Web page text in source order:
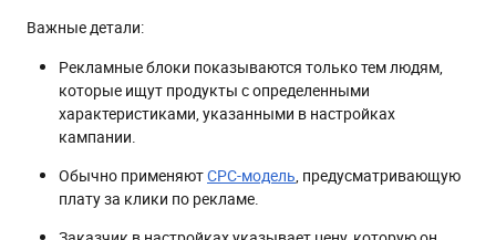
Важные детали:
Рекламные блоки показываются только тем людям,
которые ищут продукты с определенными
характеристиками, указанными в настройках
кампании.
Обычно применяютСPC-модель, предусматривающую
плату за клики по рекламе.